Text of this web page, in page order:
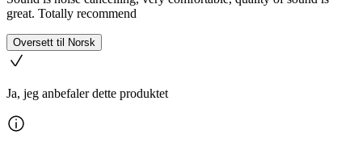
great. Totally recommend
Oversett til Norsk
Ja, jeg anbefaler dette produktet